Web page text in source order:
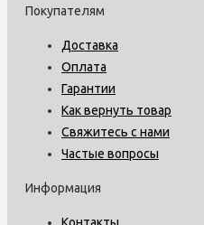
Покупателям
Доставка
Оплата
Гарантии
Как вернуть товар
Свяжитесь с нами
Частые вопросы
Информация
Контакты